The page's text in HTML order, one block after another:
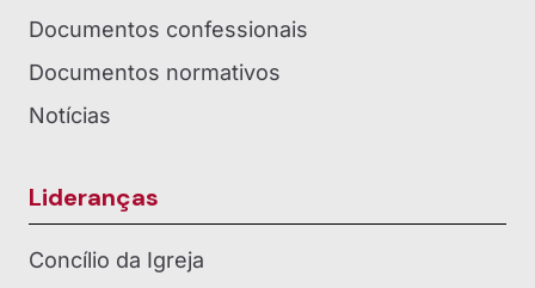
Documentos confessionais
Documentos normativos
Notícias
Lideranças
Concílio da Igreja